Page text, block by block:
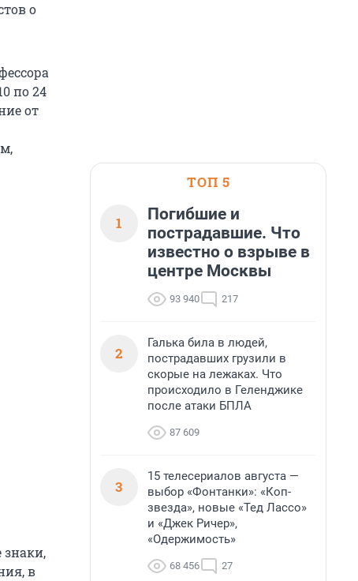
о
по 24
от
знаки,
в
ТОП 5
1
Погибшие и
пострадавшие. Что
известно о взрыве в
центре Москвы
93 940 217
2
Галька била в людей,
пострадавших грузили в
скорые на лежаках. Что
происходило в Геленджике
после атаки БПЛА
87 609
3
15 телесериалов августа —
выбор «Фонтанки»: «Коп-
звезда», новые «Тед Лассо»
и «Джек Ричер»,
«Одержимость»
68 456 27